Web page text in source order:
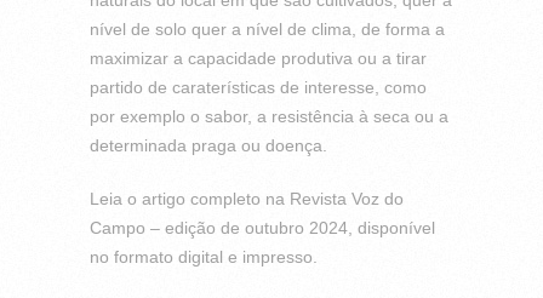
nível de solo quer a nível de clima, de forma a
maximizar a capacidade produtiva ou a tirar
partido de caraterísticas de interesse, como
por exemplo o sabor, a resistência à seca ou a
determinada praga ou doença.
Leia o artigo completo na Revista Voz do
Campo – edição de outubro 2024, disponível
no formato digital e impresso.